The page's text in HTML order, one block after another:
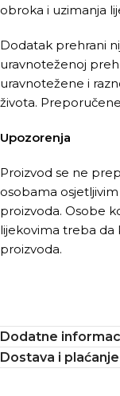
obroka i uzimanja
Dodatak prehrani
uravnoteženoj
uravnotežene i
života.
Upozorenja
Proizvod se ne
osobama
proizvoda. Osobe
lijekovima treba
proizvoda.
Dodatne
Dostava i plaćanje